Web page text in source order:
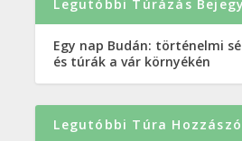
Legutóbbi Túrázás
Egy nap Budán: történelmi
és túrák a vár környékén
Legutóbbi Túra